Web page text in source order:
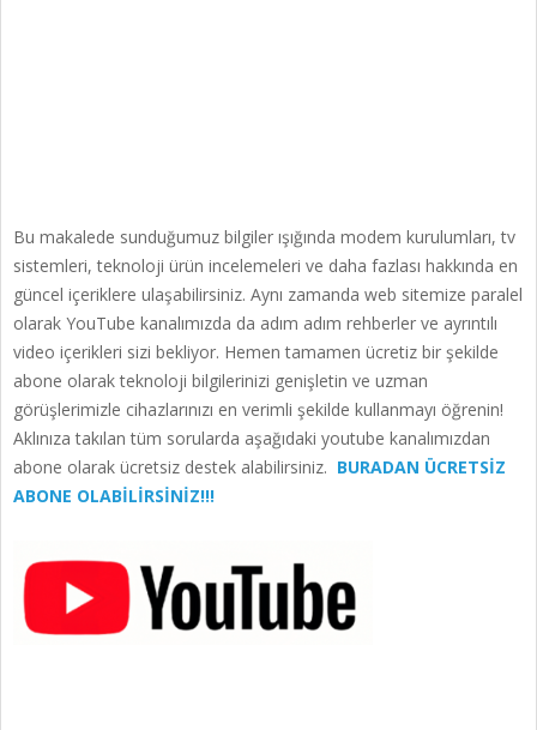
Bu makalede sunduğumuz bilgiler ışığında modem kurulumları, tv
sistemleri, teknoloji ürün incelemeleri ve daha fazlası hakkında en
güncel içeriklere ulaşabilirsiniz. Aynı zamanda web sitemize paralel
olarak YouTube kanalımızda da adım adım rehberler ve ayrıntılı
video içerikleri sizi bekliyor. Hemen tamamen ücretiz bir şekilde
abone olarak teknoloji bilgilerinizi genişletin ve uzman
görüşlerimizle cihazlarınızı en verimli şekilde kullanmayı öğrenin!
Aklınıza takılan tüm sorularda aşağıdaki youtube kanalımızdan
abone olarak ücretsiz destek alabilirsiniz. BURADAN ÜCRETSİZ
ABONE OLABİLİRSİNİZ!!!